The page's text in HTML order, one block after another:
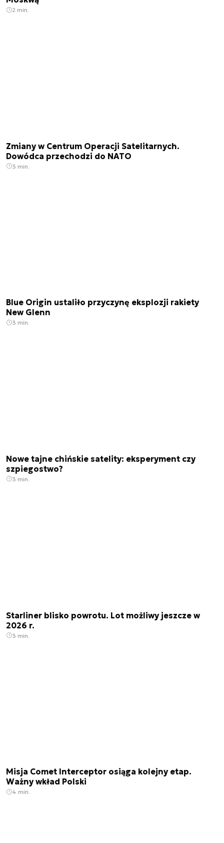
2 min.
Zmiany w Centrum Operacji Satelitarnych.
Dowódca przechodzi do NATO
3 min.
Blue Origin ustaliło przyczynę eksplozji rakiety
New Glenn
3 min.
Nowe tajne chińskie satelity: eksperyment czy
szpiegostwo?
3 min.
Starliner blisko powrotu. Lot możliwy jeszcze w
2026 r.
3 min.
Misja Comet Interceptor osiąga kolejny etap.
Ważny wkład Polski
4 min.